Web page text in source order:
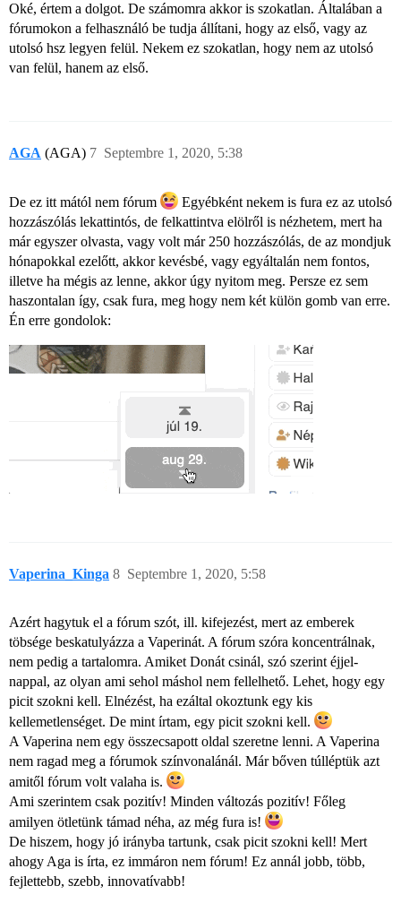
Oké, értem a dolgot. De számomra akkor is szokatlan. Általában a
fórumokon a felhasználó be tudja állítani, hogy az első, vagy az
utolsó hsz legyen felül. Nekem ez szokatlan, hogy nem az utolsó
van felül, hanem az első.
AGA (AGA) Septembre 1, 2020, 5:38
7
De ez itt mától nem fórum
Egyébként nekem is fura ez az utolsó
hozzászólás lekattintós, de felkattintva elölről is nézhetem, mert ha
már egyszer olvasta, vagy volt már 250 hozzászólás, de az mondjuk
hónapokkal ezelőtt, akkor kevésbé, vagy egyáltalán nem fontos,
illetve ha mégis az lenne, akkor úgy nyitom meg. Persze ez sem
haszontalan így, csak fura, meg hogy nem két külön gomb van erre.
Én erre gondolok:
Vaperina_Kinga Septembre 1, 2020, 5:58
8
Azért hagytuk el a fórum szót, ill. kifejezést, mert az emberek
töbsége beskatulyázza a Vaperinát. A fórum szóra koncentrálnak,
nem pedig a tartalomra. Amiket Donát csinál, szó szerint éjjel-
nappal, az olyan ami sehol máshol nem fellelhető. Lehet, hogy egy
picit szokni kell. Elnézést, ha ezáltal okoztunk egy kis
kellemetlenséget. De mint írtam, egy picit szokni kell.
A Vaperina nem egy összecsapott oldal szeretne lenni. A Vaperina
nem ragad meg a fórumok színvonalánál. Már bőven túlléptük azt
amitől fórum volt valaha is.
Ami szerintem csak pozitív! Minden változás pozitív! Főleg
amilyen ötletünk támad néha, az még fura is!
De hiszem, hogy jó irányba tartunk, csak picit szokni kell! Mert
ahogy Aga is írta, ez immáron nem fórum! Ez annál jobb, több,
fejlettebb, szebb, innovatívabb!